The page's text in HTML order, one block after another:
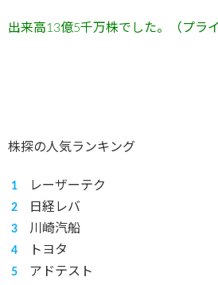
出来高13億5千万株でした。（プ
株探の人気ランキング
レーザーテク
日経レバ
川崎汽船
トヨタ
アドテスト